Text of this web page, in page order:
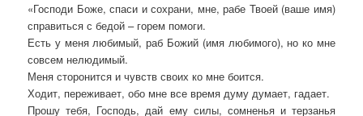
«Господи Боже, спаси и сохрани, мне, рабе Твоей (ваше имя)
справиться с бедой – горем помоги.
Есть у меня любимый, раб Божий (имя любимого), но ко мне
совсем нелюдимый.
Меня сторонится и чувств своих ко мне боится.
Ходит, переживает, обо мне все время думу думает, гадает.
Прошу тебя, Господь, дай ему силы, сомненья и терзанья